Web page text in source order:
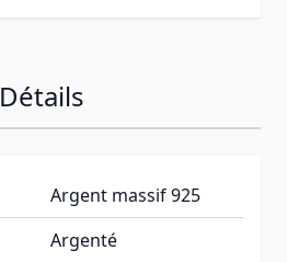
Détails
Argent massif 925
Argenté